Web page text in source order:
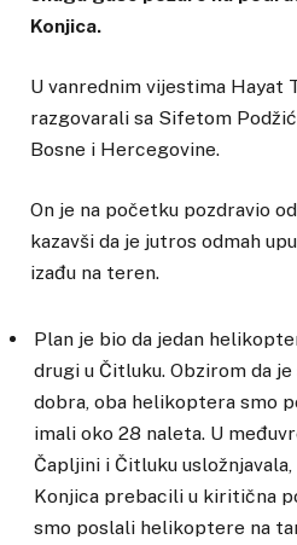
Konjica.
U vanrednim vijestima Hayat
razgovarali sa Sifetom
Bosne i Hercegovine.
On je na početku pozdravio
kazavši da je jutros odmah
izađu na teren.
Plan je bio da jedan
drugi u Čitluku. Obzirom da
dobra, oba helikoptera smo
imali oko 28 naleta. U
Čapljini i Čitluku
Konjica prebacili u kiritična
smo poslali helikoptere na